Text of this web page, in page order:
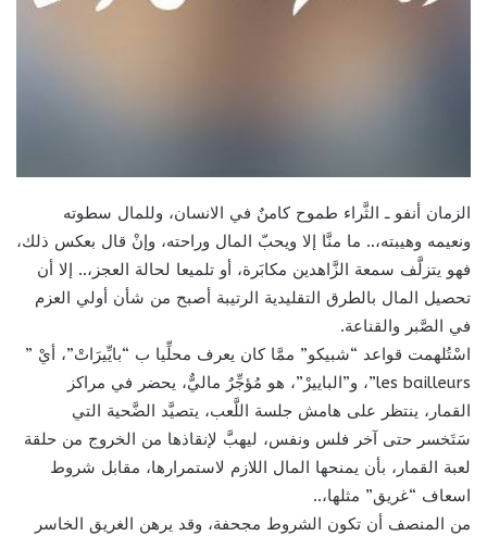
الزمان أنفو ـ الثَّراء طموح كامنٌ في الانسان، وللمال سطوته
ونعيمه وهيبته،.. ما منَّا إلا ويحبّ المال وراحته، وإنْ قال بعكس ذلك،
فهو يتزلَّف سمعة الزَّاهدين مكابَرة، أو تلميعا لحالة العجز،.. إلا أن
تحصيل المال بالطرق التقليدية الرتيبة أصبح من شأن أولي العزم
في الصَّبر والقناعة.
اسْتُلهمت قواعد “شبيكو” ممَّا كان يعرف محلِّيا ب “بايِّيرَاتْ”، أيْ ”
les bailleurs”، و”الباييرْ”، هو مُؤجِّرٌ ماليٌّ، يحضر في مراكز
القمار، ينتظر على هامش جلسة اللَّعب، يتصيَّد الضَّحية التي
سَتَخسر حتى آخر فلس ونفس، ليهبَّ لإنقاذها من الخروج من حلقة
لعبة القمار، بأن يمنحها المال اللازم لاستمرارها، مقابل شروط
اسعاف “غريق” مثلها،..
من المنصف أن تكون الشروط مجحفة، وقد يرهن الغريق الخاسر